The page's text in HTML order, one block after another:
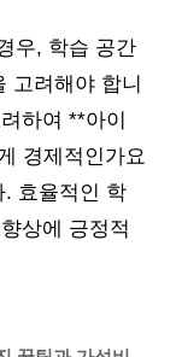
우, 학습 공간
고려해야 합니
하여 **아이
경제적인가요
효율적인 학
상에 긍정적